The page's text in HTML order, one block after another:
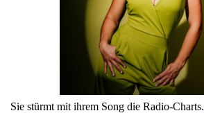
Sie stürmt mit ihrem Song die Radio-Charts.